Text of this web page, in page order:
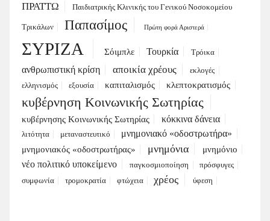
ΠΡΑΤΤΩ Παιδιατρικής Κλινικής του Γενικού Νοσοκομείου
Τρικάλων Παπασίμος Πρώτη φορά Αριστερά
ΣΥΡΙΖΑ Σόιμπλε Τουρκία Τρόικα
ανθρωπιστική κρίση αποικία χρέους
εκλογές
ελληνισμός
εξουσία καπιταλισμός κλεπτοκρατισμός
κυβέρνηση Κοινωνικής Σωτηρίας
κυβέρνησης Κοινωνικής Σωτηρίας κόκκινα δάνεια
λιτότητα μεταναστευτικό μνημονιακό «οδοστρωτήρα»
μνημονιακός «οδοστρωτήρας» μνημόνια μνημόνιο
νέο πολιτικό υποκείμενο παγκοσμιοποίηση
πρόσφυγες
συμφωνία
τρομοκρατία φτώχεια χρέος ύφεση